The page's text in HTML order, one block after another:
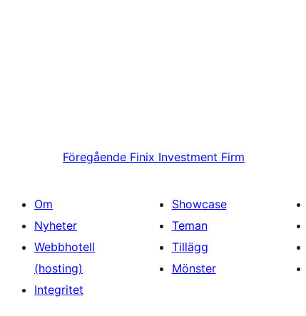
Föregående Finix Investment Firm
Om
Nyheter
Webbhotell
(hosting)
Integritet
Showcase
Teman
Tillägg
Mönster